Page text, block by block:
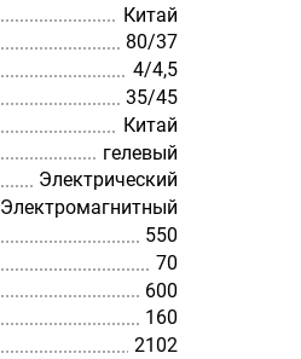
Китай
80/37
4/4,5
35/45
Китай
гелевый
Электрический
Электромагнитный
550
70
600
160
2102